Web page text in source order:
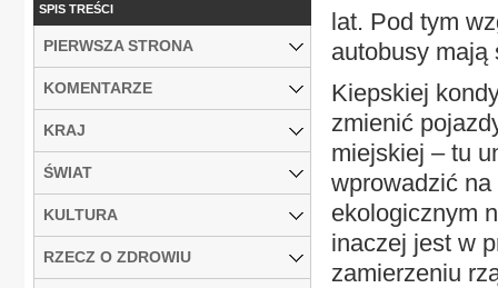
lat. Pod tym
autobusy mają
Kiepskiej
zmienić
miejskiej – tu
wprowadzić
ekologicznym
inaczej jest w
zamierzeniu
SPIS TREŚCI
PIERWSZA STRONA
KOMENTARZE
KRAJ
ŚWIAT
KULTURA
RZECZ O ZDROWIU